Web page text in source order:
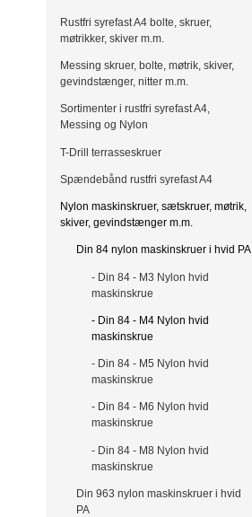
Rustfri syrefast A4 bolte, skruer,
møtrikker, skiver m.m.
Messing skruer, bolte, møtrik, skiver,
gevindstænger, nitter m.m.
Sortimenter i rustfri syrefast A4,
Messing og Nylon
T-Drill terrasseskruer
Spændebånd rustfri syrefast A4
Nylon maskinskruer, sætskruer, møtrik,
skiver, gevindstænger m.m.
Din 84 nylon maskinskruer i hvid PA
- Din 84 - M3 Nylon hvid
maskinskrue
- Din 84 - M4 Nylon hvid
maskinskrue
- Din 84 - M5 Nylon hvid
maskinskrue
- Din 84 - M6 Nylon hvid
maskinskrue
- Din 84 - M8 Nylon hvid
maskinskrue
Din 963 nylon maskinskruer i hvid
PA